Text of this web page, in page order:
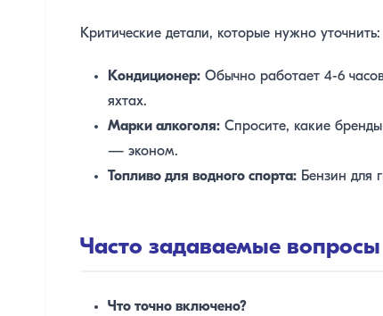
Критические детали, которые нужно уточнить:
Кондиционер:Обычно работает 4-6
яхтах.
Марки алкоголя:Спросите, какие бренды
— эконом.
Топливо для водного спорта:Бензин для
Часто задаваемые вопросы
Что точно включено?